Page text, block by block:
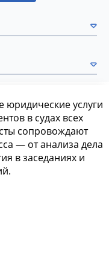
услуги
в судах всех
сопровождают
— от анализа дела
в заседаниях и